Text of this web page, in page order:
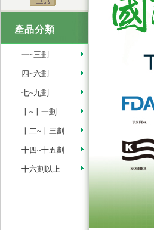
產品分類
一~三劃
四~六劃
七~九劃
十~十一劃
十二~十三劃
十四~十五劃
十六劃以上